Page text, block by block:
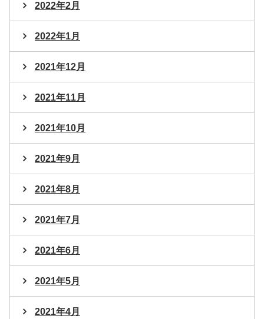
2022年2月
2022年1月
2021年12月
2021年11月
2021年10月
2021年9月
2021年8月
2021年7月
2021年6月
2021年5月
2021年4月